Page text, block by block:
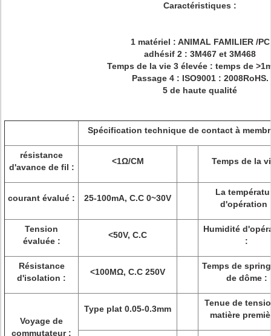
Caractéristiques :
1 matériel : ANIMAL FAMILIER /PC
adhésif 2 : 3M467 et 3M468
Temps de la vie 3 élevée : temps de
Passage 4 : ISO9001 : 2008RoHS.
5 de haute qualité
Spécification technique de contact à
résistance
d'avance de fil :
<1Ω/CM Temps de la
courant évalué : 25-100mA, C.C 0~30V
La
d'opération
Tension
évaluée :
<50V, C.C
Humidité
:
Résistance
d'isolation :
<100MΩ, C.C 250V
Temps de
de dôme :
Voyage de
commutateur :
Type plat 0.05-0.3mm
Tenue de
matière